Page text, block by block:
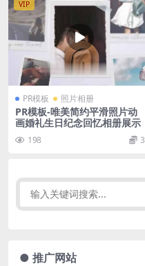
VIP
PR模板 照片相册
PR模板-唯美简约平滑照片动
画婚礼生日纪念回忆相册展示
198 3
● 推广网站